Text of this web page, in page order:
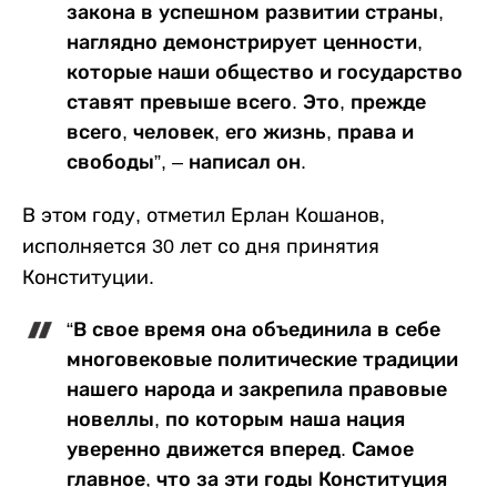
закона в успешном развитии страны,
наглядно демонстрирует ценности,
которые наши общество и государство
ставят превыше всего. Это, прежде
всего, человек, его жизнь, права и
свободы”, – написал он.
В этом году, отметил Ерлан Кошанов,
исполняется 30 лет со дня принятия
Конституции.
“В свое время она объединила в себе
многовековые политические традиции
нашего народа и закрепила правовые
новеллы, по которым наша нация
уверенно движется вперед. Самое
главное, что за эти годы Конституция